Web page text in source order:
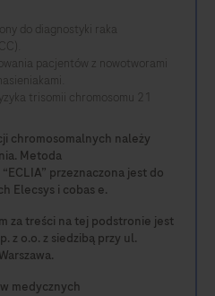
do diagnostyki raka
pacjentów z nowotworami
trisomii chromosomu 21
chromosomalnych należy
Metoda
przeznaczona jest do
Elecsys i cobas e.
za treści na tej podstronie jest
z o.o. z siedzibą przy ul.
medycznych